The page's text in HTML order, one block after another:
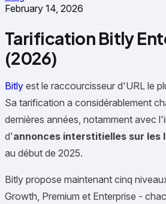
February 14, 2026
Tarification Bitly
(2026)
Bitly est le raccourcisseur d'URL le
Sa tarification a considérablement
dernières années, notamment avec
d'annonces interstitielles sur les
au début de 2025.
Bitly propose maintenant cinq
Growth, Premium et Enterprise -